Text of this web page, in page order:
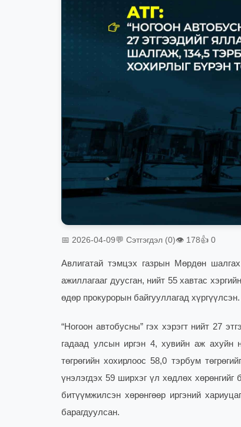
📅 2026-04-09💬 Сэтгэгдэл (0)👁 178👍 0
Авлигатай тэмцэх газрын Мөрдөн
ажиллагааг дуусган, нийт 55 хавтас
өдөр прокурорын байгууллагад хүргүүлсэн.
“Ногоон автобусны” гэх хэрэгт нийт 27
гадаад улсын иргэн 4, хувийн аж ахуйн
төгрөгийн хохирлоос 58,0 тэрбум
үнэлэгдэх 59 ширхэг үл хөдлөх
битүүмжилсэн хөрөнгөөр иргэний
барагдуулсан.